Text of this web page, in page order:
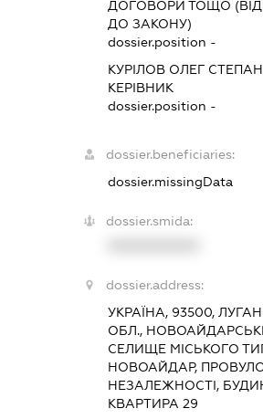
ДОГОВОРИ ТОЩО
ДО ЗАКОНУ)
dossier.position -
КУРІЛОВ ОЛЕГ
КЕРІВНИК
dossier.position -
dossier.beneficiaries:
dossier.missingData
dossier.smida:
dossier.address:
УКРАЇНА, 93500,
ОБЛ.,
СЕЛИЩЕ МІСЬКОГО
НОВОАЙДАР,
НЕЗАЛЕЖНОСТІ,
КВАРТИРА 29